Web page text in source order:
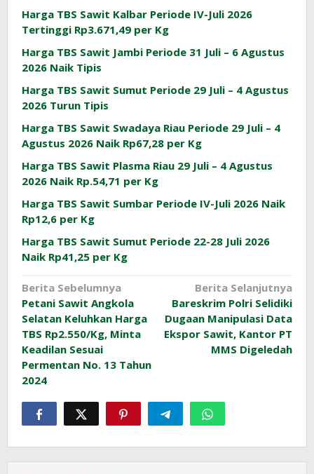
Harga TBS Sawit Kalbar Periode IV-Juli 2026
Tertinggi Rp3.671,49 per Kg
Harga TBS Sawit Jambi Periode 31 Juli – 6 Agustus
2026 Naik Tipis
Harga TBS Sawit Sumut Periode 29 Juli – 4 Agustus
2026 Turun Tipis
Harga TBS Sawit Swadaya Riau Periode 29 Juli – 4
Agustus 2026 Naik Rp67,28 per Kg
Harga TBS Sawit Plasma Riau 29 Juli – 4 Agustus
2026 Naik Rp.54,71 per Kg
Harga TBS Sawit Sumbar Periode IV-Juli 2026 Naik
Rp12,6 per Kg
Harga TBS Sawit Sumut Periode 22-28 Juli 2026
Naik Rp41,25 per Kg
Navigasi
pos
Berita Sebelumnya
Petani Sawit Angkola
Selatan Keluhkan Harga
TBS Rp2.550/Kg, Minta
Keadilan Sesuai
Permentan No. 13 Tahun
2024
Berita Selanjutnya
Bareskrim Polri Selidiki
Dugaan Manipulasi Data
Ekspor Sawit, Kantor PT
MMS Digeledah